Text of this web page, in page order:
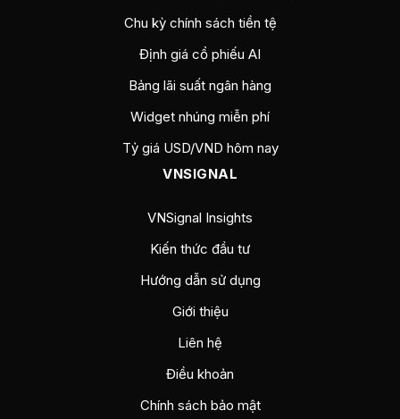
Chu kỳ chính sách tiền tệ
Định giá cổ phiếu AI
Bảng lãi suất ngân hàng
Widget nhúng miễn phí
Tỷ giá USD/VND hôm nay
VNSIGNAL
VNSignal Insights
Kiến thức đầu tư
Hướng dẫn sử dụng
Giới thiệu
Liên hệ
Điều khoản
Chính sách bảo mật